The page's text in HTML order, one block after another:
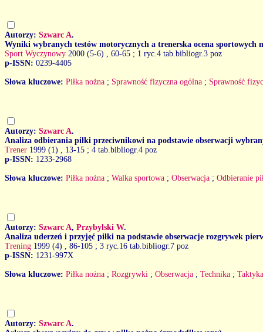
Autorzy: Szwarc A.
Wyniki wybranych testów motorycznych a trenerska ocena sportowych
Sport Wyczynowy 2000 (5-6)
, 60-65 ; 1 ryc.4 tab.bibliogr.3 poz
p-ISSN: 0239-4405
Słowa kluczowe: Piłka nożna ; Sprawność fizyczna ogólna ; Sprawność
Autorzy: Szwarc A.
Analiza odbierania piłki przeciwnikowi na podstawie obserwacji
Trener 1999 (1)
, 13-15 ; 4 tab.bibliogr.4 poz
p-ISSN: 1233-2968
Słowa kluczowe: Piłka nożna ; Walka sportowa ; Obserwacja ; Odbieranie
Autorzy: Szwarc A, Przybylski W.
Analiza uderzeń i przyjęć piłki na podstawie obserwacje rozgrywek
Trening 1999 (4)
, 86-105 ; 3 ryc.16 tab.bibliogr.7 poz
p-ISSN: 1231-997X
Słowa kluczowe: Piłka nożna ; Rozgrywki ; Obserwacja ; Technika ; Taktyka
Autorzy: Szwarc A.